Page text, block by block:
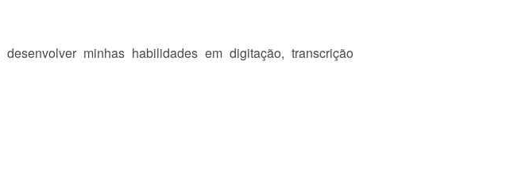
minhas habilidades em digitação, transcrição